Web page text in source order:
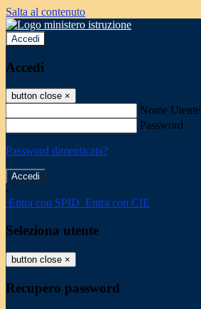
Salta al contenuto
Accedi
Accedi
button close ×
Nome Utente
Password
Password dimenticata?
-
Entra con SPID Entra con CIE
Seleziona utente
button close ×
Recupero password